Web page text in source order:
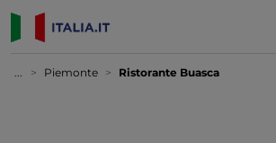
... Piemonte Ristorante Buasca